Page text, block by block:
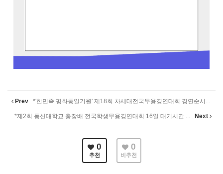
Prev *'한민족 평화통일기원' 제18회 차세대전국무용경연대회 경연순서...
*제2회 동신대학교 총장배 전국학생무용경연대회 16일 대기시간 ... Next
0
추천
0
비추천